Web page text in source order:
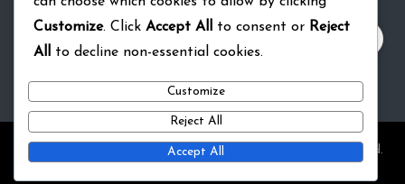
Copyright 2026 — pina-bausch-ausstellung.de. All rights reserved.
Customize. Click Accept All to consent or Reject
All
to decline non-essential cookies.
Customize
Reject All
Accept All